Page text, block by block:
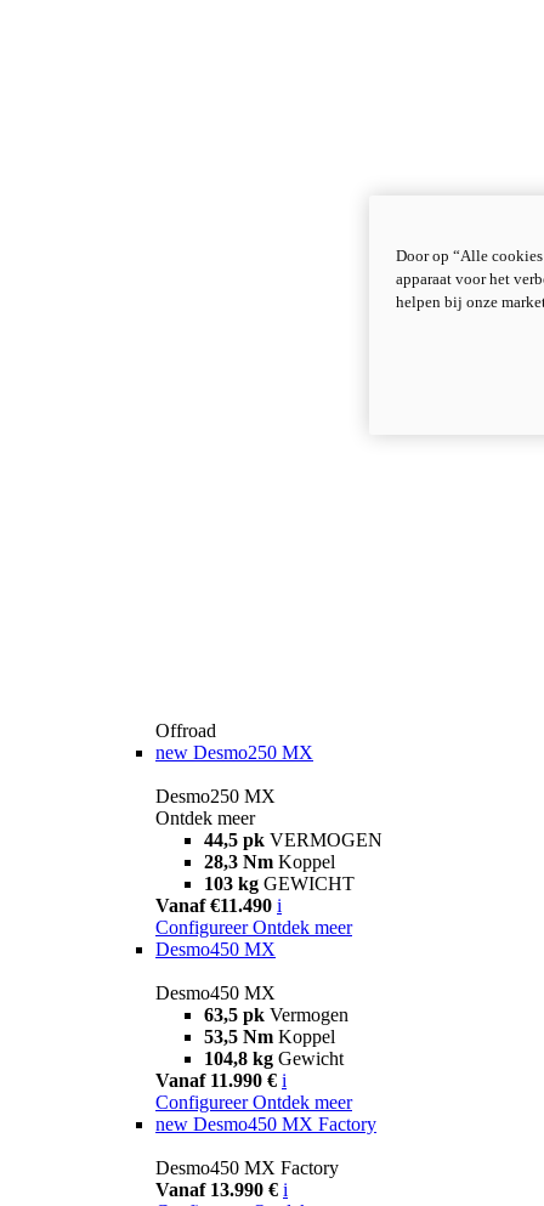
Offroad
new Desmo250 MX
Desmo250 MX
Ontdek meer
44,5 pk VERMOGEN
28,3 Nm Koppel
103 kg GEWICHT
Vanaf €11.490 i
Configureer Ontdek meer
Desmo450 MX
Desmo450 MX
63,5 pk Vermogen
53,5 Nm Koppel
104,8 kg Gewicht
Vanaf 11.990 € i
Configureer Ontdek meer
new Desmo450 MX Factory
Desmo450 MX Factory
Vanaf 13.990 € i
Door op “Alle
apparaat voor het
helpen bij onze